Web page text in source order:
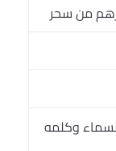
من سحر
وكلمه